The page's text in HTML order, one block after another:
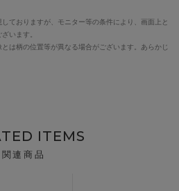
ておりますが、モニター等の条件により、画面上と
います。
は柄の位置等が異なる場合がございます。あらかじ
ITEMS
関連商品